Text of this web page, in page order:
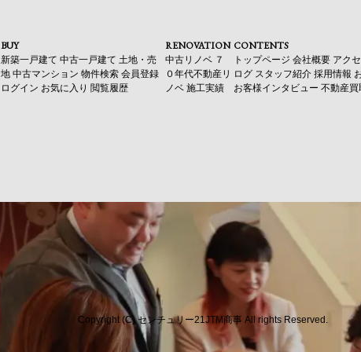
BUY
新築一戸建て 中古一戸建て 土地・売
地 中古マンション 物件検索 会員登録
ログイン お気に入り 閲覧履歴
RENOVATION
中古リノベ ７
０年代不動産リ
ノベ 施工実績
CONTENTS
トップページ 会社概要 アク
ログ スタッフ紹介 採用情報
お客様インタビュー 不動産買
Copyright (C) センチュリー21JTM商事 All rights Reserved.